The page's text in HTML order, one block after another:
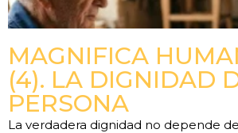
MAGNIFICA
(4). LA DIGNIDAD
PERSONA
La verdadera dignidad no depende